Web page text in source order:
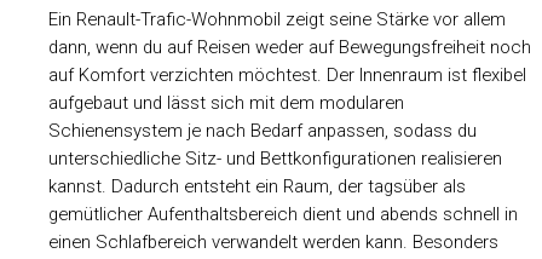
Ein Renault-Trafic-Wohnmobil zeigt seine Stärke vor allem
dann, wenn du auf Reisen weder auf Bewegungsfreiheit noch
auf Komfort verzichten möchtest. Der Innenraum ist flexibel
aufgebaut und lässt sich mit dem modularen
Schienensystem je nach Bedarf anpassen, sodass du
unterschiedliche Sitz- und Bettkonfigurationen realisieren
kannst. Dadurch entsteht ein Raum, der tagsüber als
gemütlicher Aufenthaltsbereich dient und abends schnell in
einen Schlafbereich verwandelt werden kann. Besonders